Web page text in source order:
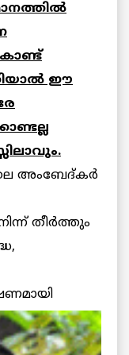
ഈ
അംബേദ്കര്‍
തീര്‍ത്തും